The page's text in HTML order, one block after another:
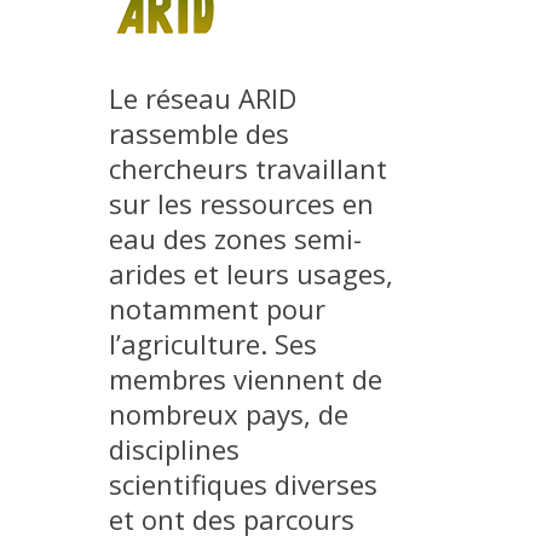
NOS RÉSEAUX SCIENTIFIQUES ET TECHNIQUES
FORMATION
INGÉNIEUR
FORMATION CONTINUE
FORMATION DOCTORALE
THÈSES EN COURS
PRODUCTION
MÉTHODES ET OUTILS
LOGICIELS
PUBLICATIONS SUR HAL
Le réseau ARID
rassemble des
chercheurs travaillant
sur les ressources en
eau des zones semi-
arides et leurs usages,
notamment pour
l’agriculture. Ses
membres viennent de
nombreux pays, de
disciplines
scientifiques diverses
et ont des parcours